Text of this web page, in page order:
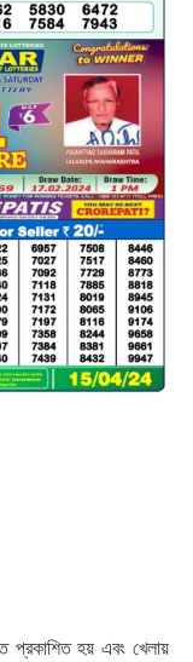
প্রকাশিত হয় এবং খেলায়